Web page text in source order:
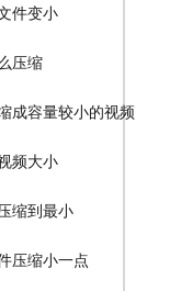
件变小
压缩
成容量较小的视频
频大小
缩到最小
压缩小一点